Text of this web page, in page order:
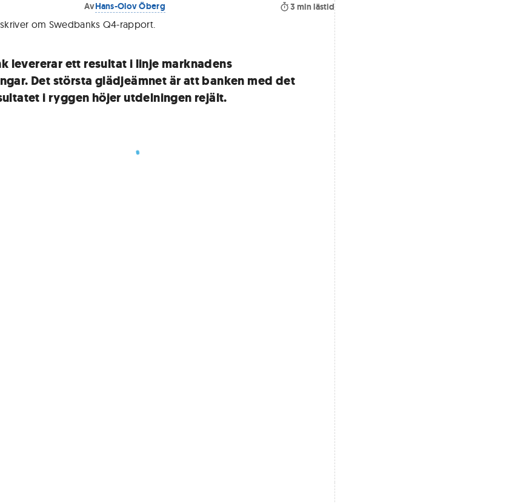
AvHans-Olov Öberg 3 min lästid
om Swedbanks Q4-rapport.
levererar ett resultat i linje marknadens
Det största glädjeämnet är att banken med det
i ryggen höjer utdelningen rejält.